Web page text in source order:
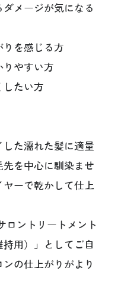
メージが気になる
りを感じる方
りやすい方
したい方
した濡れた髪に適量
先を中心に馴染ませ
ーで乾かして仕上
ロントリートメント
用）」としてご自
の仕上がりがより